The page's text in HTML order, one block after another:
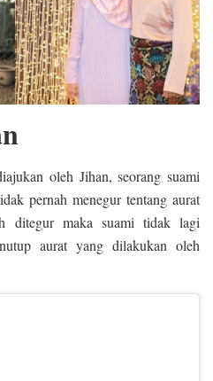
oleh Jihan, seorang suami
pernah menegur tentang aurat
ditegur maka suami tidak lagi
aurat yang dilakukan oleh